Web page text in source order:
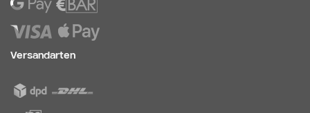
Versandarten